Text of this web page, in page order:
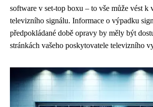
software v set-top boxu – to vše může vést k
televizního signálu. Informace o výpadku
předpokládané době opravy by měly být
stránkách vašeho poskytovatele televizního